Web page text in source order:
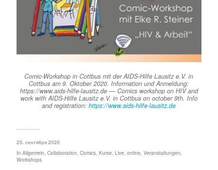
Comic-Workshop in Cottbus mit der AIDS-Hilfe Lausitz e.V. in
Cottbus am 9. Oktober 2020. Information und Anmeldung:
https://www.aids-hilfe-lausitz.de — Comics workshop on HIV and
work with AIDS-Hilfe Lausitz e.V. in Cottbus on october 9th. Info
and registration:https://www.aids-hilfe-lausitz.de
23. сентября 2020
In Allgemein Collaboration Comics, Kurse, Live, online, Veranstaltungen
Workshops